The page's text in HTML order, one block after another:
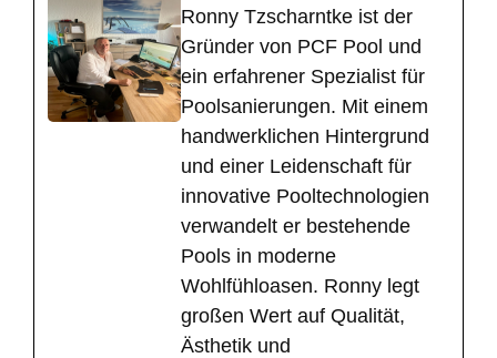
Ronny Tzscharntke ist der
Gründer von PCF Pool und
ein erfahrener Spezialist für
Poolsanierungen. Mit einem
handwerklichen Hintergrund
und einer Leidenschaft für
innovative Pooltechnologien
verwandelt er bestehende
Pools in moderne
Wohlfühloasen. Ronny legt
großen Wert auf Qualität,
Ästhetik und